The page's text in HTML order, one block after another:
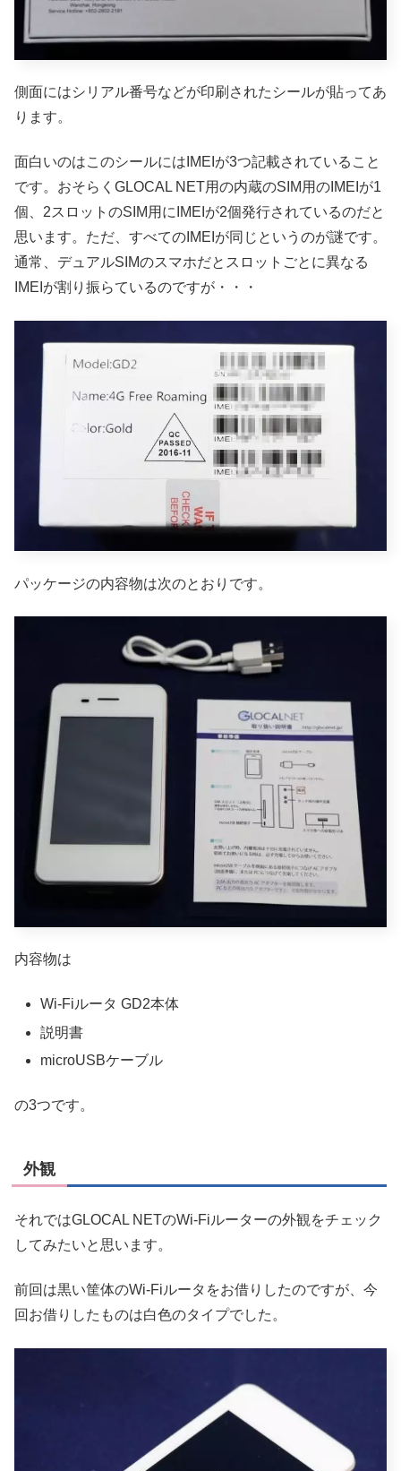
側面にはシリアル番号などが印刷されたシールが貼ってあ
ります。
面白いのはこのシールにはIMEIが3つ記載されていること
です。おそらくGLOCAL NET用の内蔵のSIM用のIMEIが1
個、2スロットのSIM用にIMEIが2個発行されているのだと
思います。ただ、すべてのIMEIが同じというのが謎です。
通常、デュアルSIMのスマホだとスロットごとに異なる
IMEIが割り振らているのですが・・・
パッケージの内容物は次のとおりです。
内容物は
Wi-Fiルータ GD2本体
説明書
microUSBケーブル
の3つです。
外観
それではGLOCAL NETのWi-Fiルーターの外観をチェック
してみたいと思います。
前回は黒い筐体のWi-Fiルータをお借りしたのですが、今
回お借りしたものは白色のタイプでした。